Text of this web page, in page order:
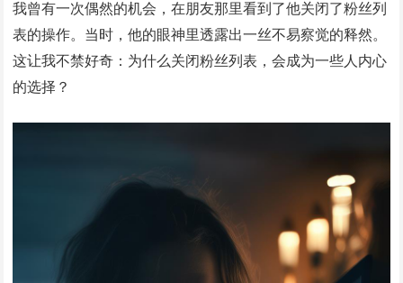
我曾有一次偶然的机会，在朋友那里看到了他关闭了粉丝列
表的操作。当时，他的眼神里透露出一丝不易察觉的释然。
这让我不禁好奇：为什么关闭粉丝列表，会成为一些人内心
的选择？